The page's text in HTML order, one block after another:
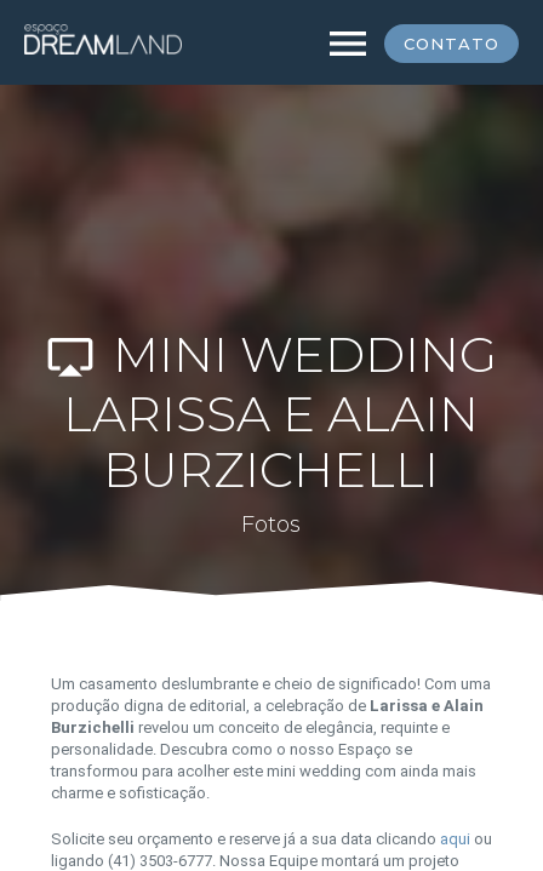
CONTATO
menu
airplay MINI WEDDING
LARISSA E ALAIN
BURZICHELLI
Fotos
Um casamento deslumbrante e cheio de significado! Com uma
produção digna de editorial, a celebração de Larissa e Alain
Burzichelli revelou um conceito de elegância, requinte e
personalidade. Descubra como o nosso Espaço se
transformou para acolher este mini wedding com ainda mais
charme e sofisticação.
Solicite seu orçamento e reserve já a sua data clicando aqui ou
ligando (41) 3503-6777. Nossa Equipe montará um projeto